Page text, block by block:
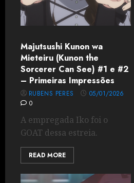
Majutsushi Kunon wa
Mieteiru (Kunon the
Sorcerer Can See) #1 e #2
– Primeiras Impressões
RUBENS PERES
05/01/2026
0
A empregada Iko foi o
GOAT dessa estreia.
READ MORE